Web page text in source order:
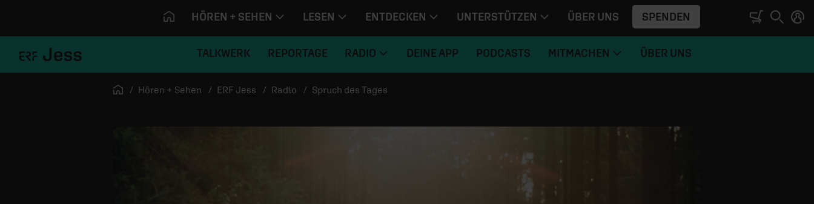
HÖREN + SEHEN LESEN ENTDECKEN UNTERSTÜTZEN ÜBER UNS SPENDEN
TALKWERK REPORTAGE RADIO DEINE APP PODCASTS MITMACHEN ÜBER UNS
Startseite
Hören + Sehen ERF Jess Radio Spruch des Tages